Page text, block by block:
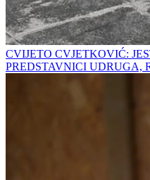
CVIJETO CVJETKOVIĆ:
PREDSTAVNICI UDRUGA,